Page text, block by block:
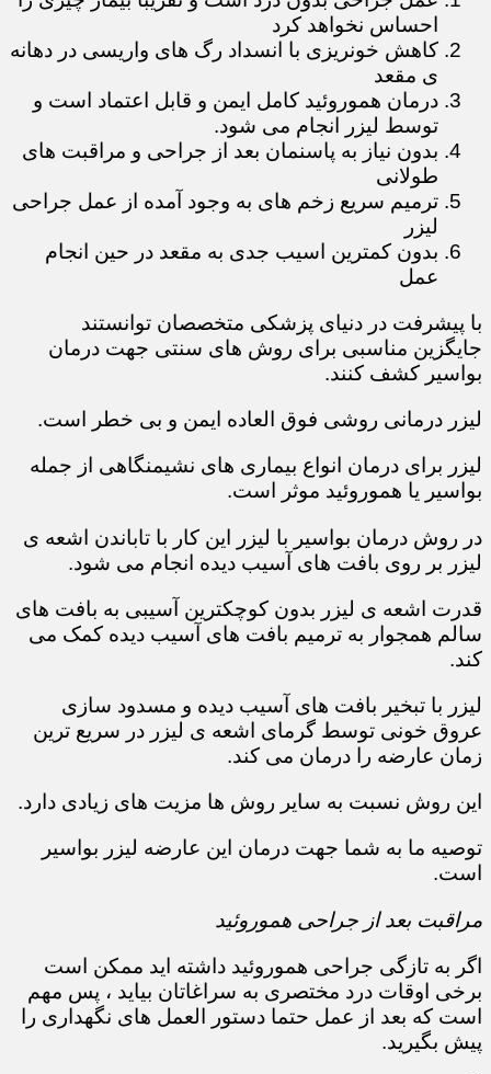
احساس نخواهد کرد
کاهش خونریزی با انسداد رگ های واریسی در دهانه
ی مقعد
درمان هموروئید کامل ایمن و قابل اعتماد است و
توسط لیزر انجام می شود.
بدون نیاز به پاسنمان بعد از جراحی و مراقبت های
طولانی
ترمیم سریع زخم های به وجود آمده از عمل جراحی
لیزر
بدون کمترین اسیب جدی به مقعد در حین انجام
عمل
با پیشرفت در دنیای پزشکی متخصصان توانستند
جایگزین مناسبی برای روش های سنتی جهت درمان
بواسیر کشف کنند.
لیزر درمانی روشی فوق العاده ایمن و بی خطر است.
لیزر برای درمان انواع بیماری های نشیمنگاهی از جمله
بواسیر یا هموروئید موثر است.
در روش درمان بواسیر با لیزر این کار با تاباندن اشعه ی
لیزر بر روی بافت های آسیب دیده انجام می شود.
قدرت اشعه ی لیزر بدون کوچکترین آسیبی به بافت های
سالم همجوار به ترمیم بافت های آسیب دیده کمک می
کند.
لیزر با تبخیر بافت های آسیب دیده و مسدود سازی
عروق خونی توسط گرمای اشعه ی لیزر در سریع ترین
زمان عارضه را درمان می کند.
این روش نسبت به سایر روش ها مزیت های زیادی دارد.
توصیه ما به شما جهت درمان این عارضه لیزر بواسیر
است.
مراقبت بعد از جراحی هموروئید
اگر به تازگی جراحی هموروئید داشته اید ممکن است
برخی اوقات درد مختصری به سراغاتان بیاید ، پس مهم
است که بعد از عمل حتما دستور العمل های نگهداری را
پیش بگیرید.